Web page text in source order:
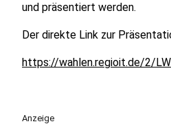
und präsentiert werden.
Der direkte Link zur
https://wahlen.regioit.de/2/
Anzeige